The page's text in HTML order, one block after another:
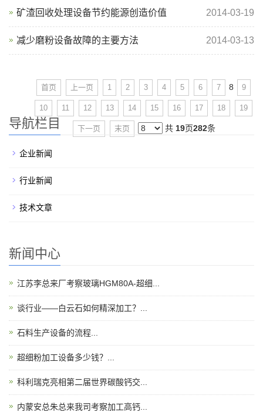
矿渣回收处理设备节约能源创造价值 2014-03-19
减少磨粉设备故障的主要方法 2014-03-13
首页 上一页 1 2 3 4 5 6 7 8 9
10 11 12 13 14 15 16 17 18 19
下一页 末页 共 19页282条
导航栏目
企业新闻
行业新闻
技术文章
新闻中心
江苏李总来厂考察玻璃HGM80A-超细...
谈行业——白云石如何精深加工？...
石料生产设备的流程...
超细粉加工设备多少钱？...
科利瑞克亮相第二届世界碳酸钙交...
内蒙安总朱总来我司考察加工高钙...